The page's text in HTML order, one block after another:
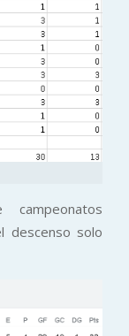
descenso solo